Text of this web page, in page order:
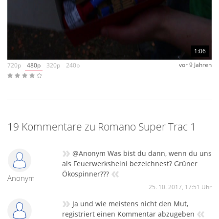
uns in dieser Sache an das, was auf dem Artikel steht.
1:06
720p
480p 320p 240p vor 9 Jahren
19 Kommentare zu Romano Super Trac 1
Anonym
» @Anonym Was bist du dann, wenn du uns
als Feuerwerksheini bezeichnest? Grüner
Ökospinner??? «
25. 10. 2017, 17:51 Uhr
» Ja und wie meistens nicht den Mut,
registriert einen Kommentar abzugeben «